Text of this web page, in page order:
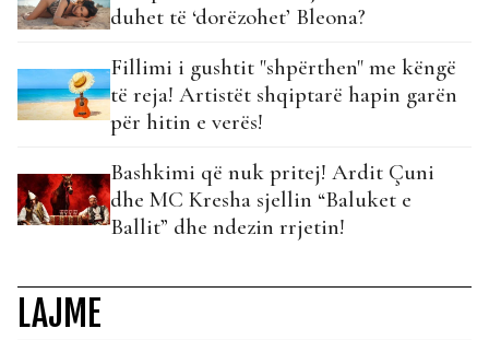
duhet të ‘dorëzohet’ Bleona?
Fillimi i gushtit "shpërthen" me këngë
të reja! Artistët shqiptarë hapin garën
për hitin e verës!
Bashkimi që nuk pritej! Ardit Çuni
dhe MC Kresha sjellin “Baluket e
Ballit” dhe ndezin rrjetin!
LAJME